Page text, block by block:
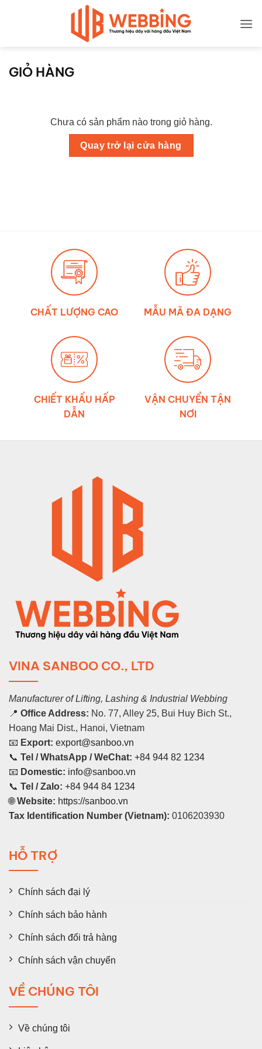
GIỎ HÀNG
Chưa có sản phẩm nào trong giỏ hàng.
Quay trở lại cửa hàng
CHẤT LƯỢNG CAO MẪU MÃ ĐA DẠNG
CHIẾT KHẤU HẤP
DẪN
VẬN CHUYỂN TẬN
NƠI
VINA SANBOO CO., LTD
Manufacturer of Lifting, Lashing & Industrial Webbing
📍 Office Address: No. 77, Alley 25, Bui Huy Bich St.,
Hoang Mai Dist., Hanoi, Vietnam
📧 Export: export@sanboo.vn
📞 Tel / WhatsApp / WeChat: +84 944 82 1234
📧 Domestic: info@sanboo.vn
📞 Tel / Zalo: +84 944 84 1234
🌐Website: https://sanboo.vn
Tax Identification Number (Vietnam): 0106203930
HỖ TRỢ
Chính sách đại lý
Chính sách bảo hành
Chính sách đổi trả hàng
Chính sách vận chuyển
VỀ CHÚNG TÔI
Về chúng tôi